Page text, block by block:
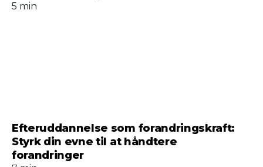
5 min
Efteruddannelse som forandringskraft:
Styrk din evne til at håndtere
forandringer